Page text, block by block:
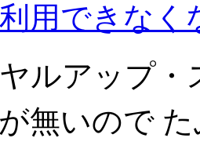
用できなく
ルアップ
無いので